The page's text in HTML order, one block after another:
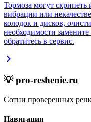
Тормоза могут скрипеть
вибрации или
колодок и дисков,
необходимости
обратитесь в сервис.
💡 pro-reshenie.ru
Сотни проверенных
Навигация